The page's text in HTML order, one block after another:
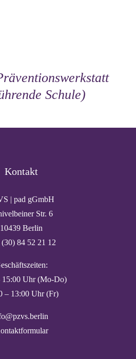
Schule)
Kontakt
| pad gGmbH
Str. 6
10439 Berlin
84 52 21 12
15:00 Uhr (Mo-Do)
– 13:00 Uhr (Fr)